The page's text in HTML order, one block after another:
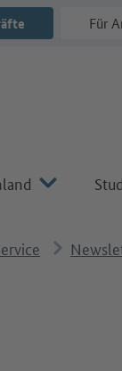
it in Germany
Für